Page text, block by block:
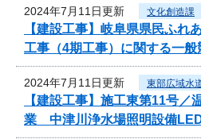
2024年7月11日更新 文化創造課
【建設工事】岐阜県県民ふれ
工事（4期工事）に関する一般
2024年7月11日更新 東部広域水
【建設工事】施工東第11号／
業 中津川浄水場照明設備